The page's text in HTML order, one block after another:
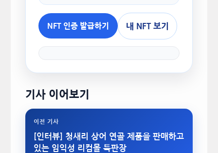
NFT 인증 발급하기 내 NFT 보기
기사 이어보기
이전 기사
[인터뷰] 청새리 상어 연골 제품을 판매하고
있는 임익성 리컴몰 특판장